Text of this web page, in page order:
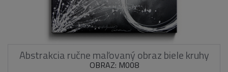
Abstrakcia ručne maľovaný obraz biele kruhy
OBRAZ: M008